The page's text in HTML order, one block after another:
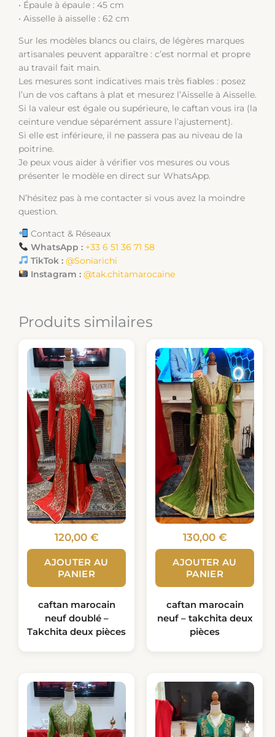
• Épaule à épaule : 45 cm
• Aisselle à aisselle : 62 cm
Sur les modèles blancs ou clairs, de légères marques
artisanales peuvent apparaître : c’est normal et propre
au travail fait main.
Les mesures sont indicatives mais très fiables : posez
l’un de vos caftans à plat et mesurez l’Aisselle à Aisselle.
Si la valeur est égale ou supérieure, le caftan vous ira (la
ceinture vendue séparément assure l’ajustement).
Si elle est inférieure, il ne passera pas au niveau de la
poitrine.
Je peux vous aider à vérifier vos mesures ou vous
présenter le modèle en direct sur WhatsApp.
N’hésitez pas à me contacter si vous avez la moindre
question.
Contact & Réseaux
WhatsApp : +33 6 51 36 71 58
TikTok : @Soniarichi
Instagram : @tak.chitamarocaine
Produits similaires
120,00 €
AJOUTER AU
PANIER
caftan marocain
neuf doublé –
Takchita deux pièces
130,00 €
AJOUTER AU
PANIER
caftan marocain
neuf – takchita deux
pièces